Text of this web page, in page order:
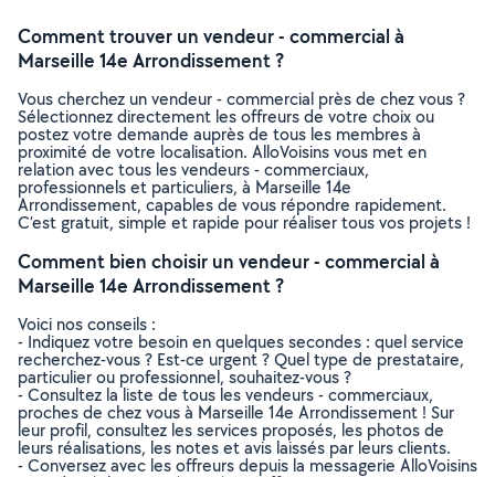
Comment trouver un vendeur - commercial à
Marseille 14e Arrondissement ?
Vous cherchez un vendeur - commercial près de chez vous ?
Sélectionnez directement les offreurs de votre choix ou
postez votre demande auprès de tous les membres à
proximité de votre localisation. AlloVoisins vous met en
relation avec tous les vendeurs - commerciaux,
professionnels et particuliers, à Marseille 14e
Arrondissement, capables de vous répondre rapidement.
C’est gratuit, simple et rapide pour réaliser tous vos projets !
Comment bien choisir un vendeur - commercial à
Marseille 14e Arrondissement ?
Voici nos conseils :
- Indiquez votre besoin en quelques secondes : quel service
recherchez-vous ? Est-ce urgent ? Quel type de prestataire,
particulier ou professionnel, souhaitez-vous ?
- Consultez la liste de tous les vendeurs - commerciaux,
proches de chez vous à Marseille 14e Arrondissement ! Sur
leur profil, consultez les services proposés, les photos de
leurs réalisations, les notes et avis laissés par leurs clients.
- Conversez avec les offreurs depuis la messagerie AlloVoisins